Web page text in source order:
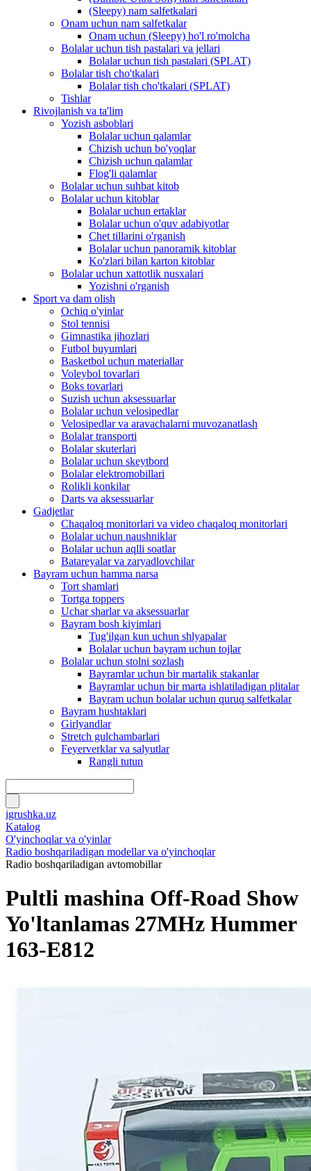
(Sleepy) nam salfetkalari
Onam uchun nam salfetkalar
Onam uchun (Sleepy) ho'l ro'molcha
Bolalar uchun tish pastalari va jellari
Bolalar uchun tish pastalari (SPLAT)
Bolalar tish cho'tkalari
Bolalar tish cho'tkalari (SPLAT)
Tishlar
Rivojlanish va ta'lim
Yozish asboblari
Bolalar uchun qalamlar
Chizish uchun bo'yoqlar
Chizish uchun qalamlar
Flog'li qalamlar
Bolalar uchun suhbat kitob
Bolalar uchun kitoblar
Bolalar uchun ertaklar
Bolalar uchun o'quv adabiyotlar
Chet tillarini o'rganish
Bolalar uchun panoramik kitoblar
Ko'zlari bilan karton kitoblar
Bolalar uchun xattotlik nusxalari
Yozishni o'rganish
Sport va dam olish
Ochiq o'yinlar
Stol tennisi
Gimnastika jihozlari
Futbol buyumlari
Basketbol uchun materiallar
Voleybol tovarlari
Boks tovarlari
Suzish uchun aksessuarlar
Bolalar uchun velosipedlar
Velosipedlar va aravachalarni muvozanatlash
Bolalar transporti
Bolalar skuterlari
Bolalar uchun skeytbord
Bolalar elektromobillari
Rolikli konkilar
Darts va aksessuarlar
Gadjetlar
Chaqaloq monitorlari va video chaqaloq monitorlari
Bolalar uchun naushniklar
Bolalar uchun aqlli soatlar
Batareyalar va zaryadlovchilar
Bayram uchun hamma narsa
Tort shamlari
Tortga toppers
Uchar sharlar va aksessuarlar
Bayram bosh kiyimlari
Tug'ilgan kun uchun shlyapalar
Bolalar uchun bayram uchun tojlar
Bolalar uchun stolni sozlash
Bayramlar uchun bir martalik stakanlar
Bayramlar uchun bir marta ishlatiladigan plitalar
Bayram uchun bolalar uchun quruq salfetkalar
Bayram hushtaklari
Girlyandlar
Stretch gulchambarlari
Feyerverklar va salyutlar
Rangli tutun
igrushka.uz
Katalog
O'yinchoqlar va o'yinlar
Radio boshqariladigan modellar va o'yinchoqlar
Radio boshqariladigan avtomobillar
Pultli mashina Off-Road Show
Yo'ltanlamas 27MHz Hummer
163-E812